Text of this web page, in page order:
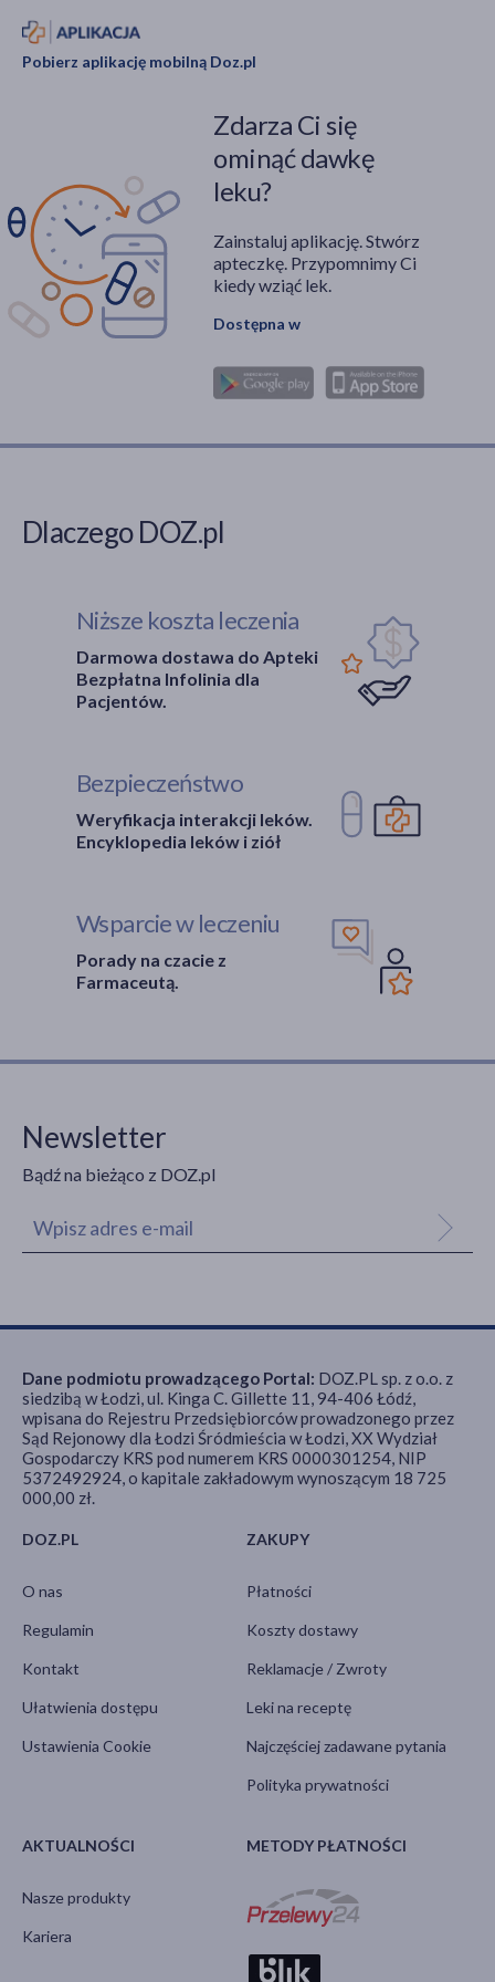
Pobierz aplikację mobilną Doz.pl
Zdarza Ci się
ominąć dawkę
leku?
Zainstaluj aplikację. Stwórz
apteczkę. Przypomnimy Ci
kiedy wziąć lek.
Dostępna w
Dlaczego DOZ.pl
Niższe koszta leczenia
Darmowa dostawa do Apteki
Bezpłatna Infolinia dla
Pacjentów.
Bezpieczeństwo
Weryfikacja interakcji leków.
Encyklopedia leków i ziół
Wsparcie w leczeniu
Porady na czacie z
Farmaceutą.
Newsletter
Bądź na bieżąco z DOZ.pl
DOZ.PL
O nas
Regulamin
Kontakt
Ułatwienia dostępu
Ustawienia Cookie
ZAKUPY
Płatności
Koszty dostawy
Reklamacje / Zwroty
Leki na receptę
Najczęściej zadawane pytania
Polityka prywatności
AKTUALNOŚCI
Nasze produkty
Kariera
METODY PŁATNOŚCI
Dane podmiotu prowadzącego Portal: DOZ.PL sp. z o.o. z
siedzibą w Łodzi, ul. Kinga C. Gillette 11, 94-406 Łódź,
wpisana do Rejestru Przedsiębiorców prowadzonego przez
Sąd Rejonowy dla Łodzi Śródmieścia w Łodzi, XX Wydział
Gospodarczy KRS pod numerem KRS 0000301254, NIP
5372492924, o kapitale zakładowym wynoszącym 18 725
000,00 zł.